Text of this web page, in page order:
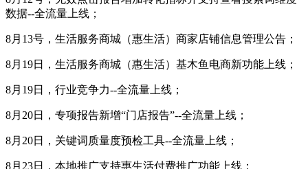
数据--全流量上线；
8月13号，生活服务商城（惠生活）商家店铺信息管理公告；
8月19日，生活服务商城（惠生活）基木鱼电商新功能上线；
8月19日，行业竞争力--全流量上线；
8月20日，专项报告新增“门店报告”--全流量上线；
8月20日，关键词质量度预检工具--全流量上线；
8月23日，本地推广支持惠生活付费推广功能上线；